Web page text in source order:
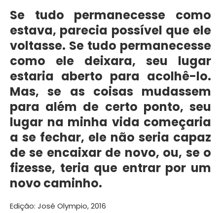
Se tudo permanecesse como
estava, parecia possível que ele
voltasse. Se tudo permanecesse
como ele deixara, seu lugar
estaria aberto para acolhê-lo.
Mas, se as coisas mudassem
para além de certo ponto, seu
lugar na minha vida começaria
a se fechar, ele não seria capaz
de se encaixar de novo, ou, se o
fizesse, teria que entrar por um
novo caminho.
Edição: José Olympio, 2016